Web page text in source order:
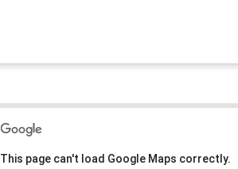
This page can't load Google Maps correctly.